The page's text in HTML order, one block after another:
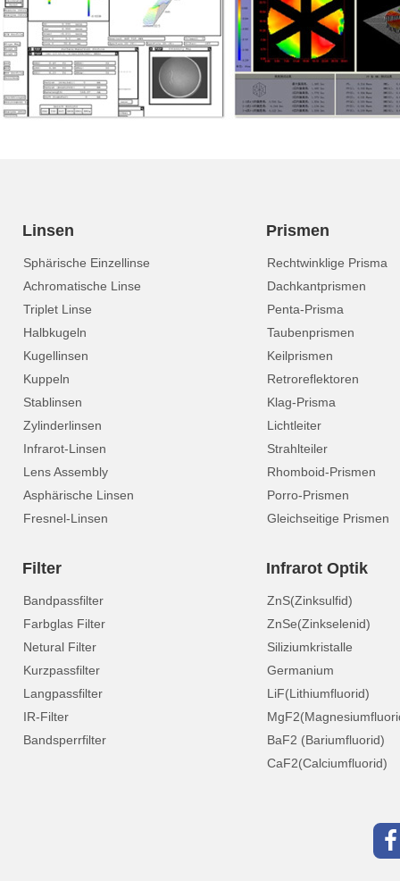
Linsen
Sphärische Einzellinse
Achromatische Linse
Triplet Linse
Halbkugeln
Kugellinsen
Kuppeln
Stablinsen
Zylinderlinsen
Infrarot-Linsen
Lens Assembly
Asphärische Linsen
Fresnel-Linsen
Prismen
Rechtwinklige Prisma
Dachkantprismen
Penta-Prisma
Taubenprismen
Keilprismen
Retroreflektoren
Klag-Prisma
Lichtleiter
Strahlteiler
Rhomboid-Prismen
Porro-Prismen
Gleichseitige Prismen
Filter
Bandpassfilter
Farbglas Filter
Netural Filter
Kurzpassfilter
Langpassfilter
IR-Filter
Bandsperrfilter
Infrarot Optik
ZnS(Zinksulfid)
ZnSe(Zinkselenid)
Siliziumkristalle
Germanium
LiF(Lithiumfluorid)
BaF2 (Bariumfluorid)
CaF2(Calciumfluorid)